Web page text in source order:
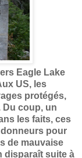
Eagle Lake
US, les
protégés,
Du coup, un
les faits, ces
pour
de mauvaise
disparaît suite à